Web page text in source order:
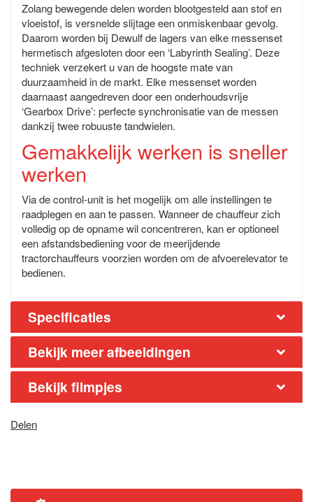
Zolang bewegende delen worden blootgesteld aan stof en
vloeistof, is versnelde slijtage een onmiskenbaar gevolg.
Daarom worden bij Dewulf de lagers van elke messenset
hermetisch afgesloten door een ‘Labyrinth Sealing’. Deze
techniek verzekert u van de hoogste mate van
duurzaamheid in de markt. Elke messenset worden
daarnaast aangedreven door een onderhoudsvrije
‘Gearbox Drive’: perfecte synchronisatie van de messen
dankzij twee robuuste tandwielen.
Gemakkelijk werken is sneller
werken
Via de control-unit is het mogelijk om alle instellingen te
raadplegen en aan te passen. Wanneer de chauffeur zich
volledig op de opname wil concentreren, kan er optioneel
een afstandsbediening voor de meerijdende
tractorchauffeurs voorzien worden om de afvoerelevator te
bedienen.
Specificaties
Bekijk meer afbeeldingen
Bekijk filmpjes
Delen